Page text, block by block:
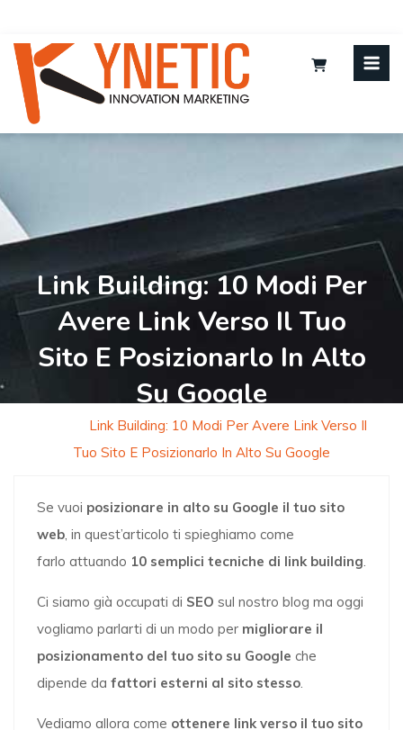
Link Building: 10 Modi Per
Avere Link Verso Il Tuo
Sito E Posizionarlo In Alto
Su Google
Link Building: 10 Modi Per Avere Link Verso Il
Tuo Sito E Posizionarlo In Alto Su Google
Se vuoi posizionare in alto su Google il tuo sito
web, in quest’articolo ti spieghiamo come
farlo attuando 10 semplici tecniche di link building.
Ci siamo già occupati di SEO sul nostro blog ma oggi
vogliamo parlarti di un modo per migliorare il
posizionamento del tuo sito su Google che
dipende da fattori esterni al sito stesso.
Vediamo allora come ottenere link verso il tuo sito